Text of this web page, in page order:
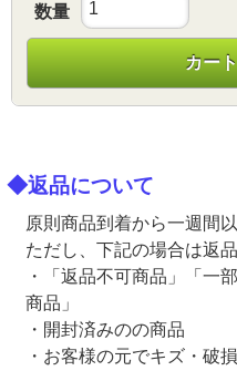
数量
カー
◆返品について
原則商品到着から一週間
ただし、下記の場合は返
・「返品不可商品」「一
商品」
・開封済みのの商品
・お客様の元でキズ・破